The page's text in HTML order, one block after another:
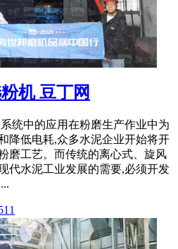
机 豆丁网
统中的应用在粉磨生产作业中为
降低电耗,众多水泥企业开始将开
磨工艺。而传统的离心式、旋风
代水泥工业发展的需要,必须开发